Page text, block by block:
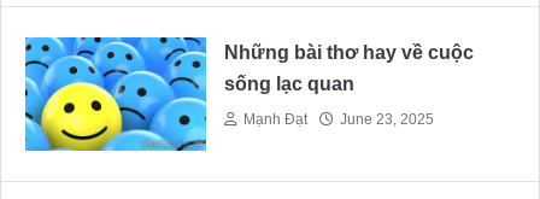
Những bài thơ hay về cuộc
sống lạc quan
Mạnh Đạt June 23, 2025